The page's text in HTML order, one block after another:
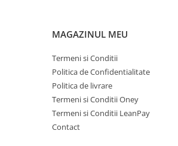
MAGAZINUL MEU
Termeni si Conditii
Politica de Confidentialitate
Politica de livrare
Termeni si Conditii Oney
Termeni si Conditii LeanPay
Contact